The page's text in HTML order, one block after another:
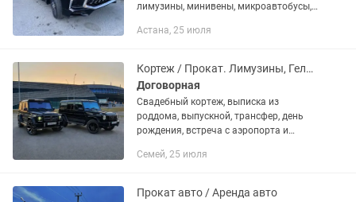
лимузины, минивены, микроавтобусы,
посуточно выезд в любую точку
торжеств...
Астана, 25 июля
Кортеж / Прокат. Лимузины, Гелики. Выписка из роддома, свадьбы, катания
Договорная
Свадебный кортеж, выписка из
роддома, выпускной, трансфер, день
рождения, встреча с аэропорта и
узату, и прочие мероприятия. Седаны,
Семей, 25 июля
Прокат авто / Аренда авто